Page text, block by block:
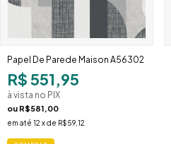
Papel De Parede Maison A56302
R$ 551,95
à vista no PIX
ou R$581,00
em até 12 x de R$59,12